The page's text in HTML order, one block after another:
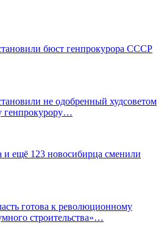
бюст генпрокурора СССР
не одобренный худсоветом
генпрокурору…
и ещё 123 новосибирца сменили
готова к революционному
строительства»…